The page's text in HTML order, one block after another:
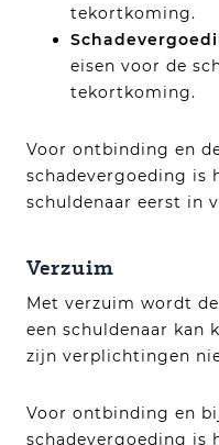
tekortkoming.
eisen voor de
tekortkoming.
Voor ontbinding en
schadevergoeding is
schuldenaar eerst in
Verzuim
Met verzuim wordt
een schuldenaar kan
zijn verplichtingen
Voor ontbinding en
schadevergoeding is